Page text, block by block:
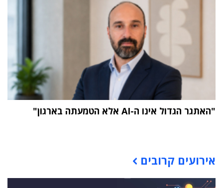
"האתגר הגדול אינו ה-AI אלא הטמעתה בארגון"
אירועים קרובים